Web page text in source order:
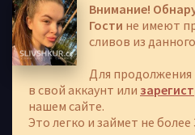
Внимание!
Гости не имеют
сливов из
Для
в свой аккаунт или
нашем сайте.
Это легко и займет не более